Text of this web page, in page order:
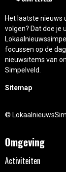
Het laatste nieuws
volgen? Dat doe je
focussen op de
nieuwsitems van
Simpelveld.
Sitemap
©
Omgeving
Activiteiten